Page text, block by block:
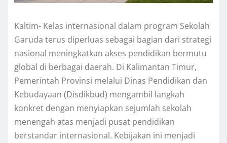
Kaltim- Kelas internasional dalam program Sekolah
Garuda terus diperluas sebagai bagian dari strategi
nasional meningkatkan akses pendidikan bermutu
global di berbagai daerah. Di Kalimantan Timur,
Pemerintah Provinsi melalui Dinas Pendidikan dan
Kebudayaan (Disdikbud) mengambil langkah
konkret dengan menyiapkan sejumlah sekolah
menengah atas menjadi pusat pendidikan
berstandar internasional. Kebijakan ini menjadi